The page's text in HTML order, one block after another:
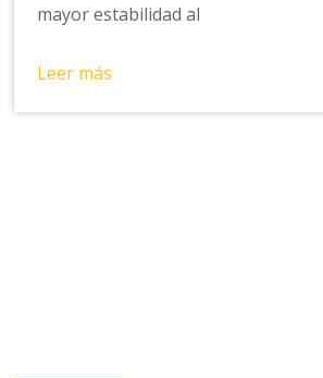
mayor estabilidad al
Leer más